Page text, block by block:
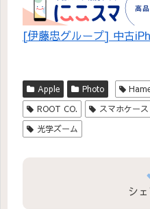
[伊藤忠グループ] 中古
Apple Photo
ROOT CO.
スマホケース
光学ズーム
シ